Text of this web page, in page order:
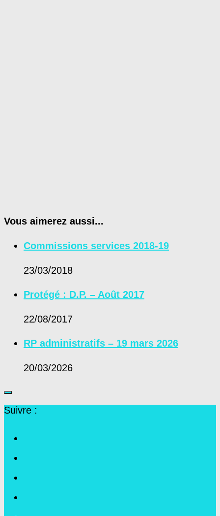
Vous aimerez aussi...
Commissions services 2018-19
23/03/2018
Protégé : D.P. – Août 2017
22/08/2017
RP administratifs – 19 mars 2026
20/03/2026
Suivre :